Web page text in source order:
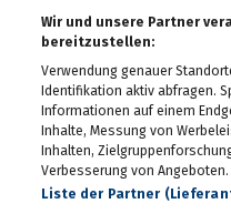
27.04.2026
Die Meisterfeier der
99ers
26.04.2026
Lendstrom: Live-Musik,
Kulinarik und gute
Stimmung
Wir und unsere Partner
bereitzustellen:
Verwendung genauer
Identifikation aktiv abfragen.
Informationen auf einem
Inhalte, Messung von
Inhalten,
Verbesserung von Angeboten.
Liste der Partner